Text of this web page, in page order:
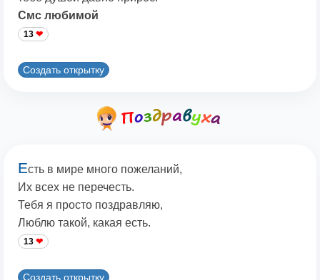
Смс любимой
13
Создать открытку
Есть в мире много пожеланий,
Их всех не перечесть.
Тебя я просто поздравляю,
Люблю такой, какая есть.
13
Создать открытку